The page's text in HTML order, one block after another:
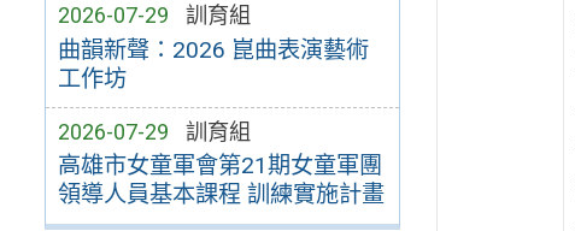
2026-07-29 訓育組
曲韻新聲：2026 崑曲表演藝術
工作坊
2026-07-29 訓育組
高雄市女童軍會第21期女童軍團
領導人員基本課程 訓練實施計畫